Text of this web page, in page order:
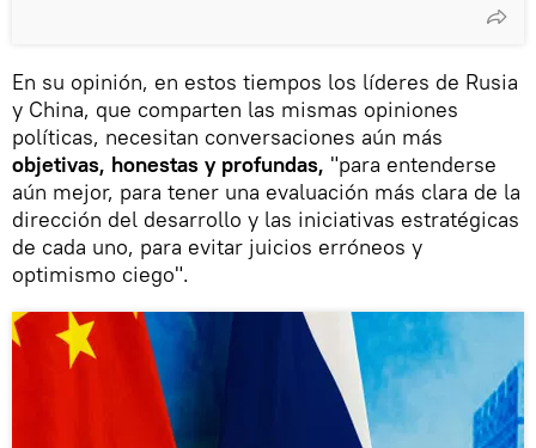
En su opinión, en estos tiempos los líderes de Rusia
y China, que comparten las mismas opiniones
políticas, necesitan conversaciones aún más
objetivas, honestas y profundas, "para entenderse
aún mejor, para tener una evaluación más clara de la
dirección del desarrollo y las iniciativas estratégicas
de cada uno, para evitar juicios erróneos y
optimismo ciego".